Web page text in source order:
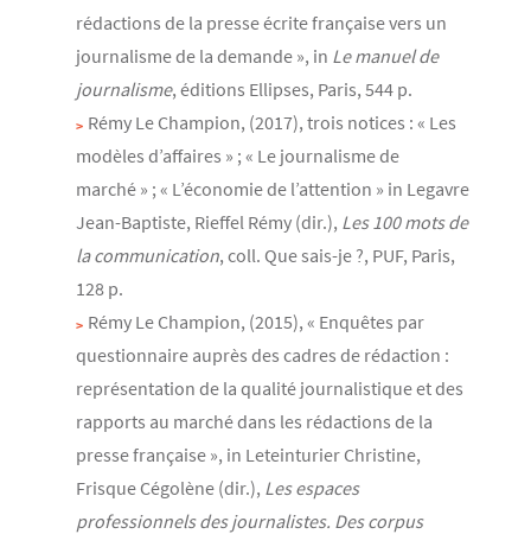
rédactions de la presse écrite française vers un
journalisme de la demande », in Le manuel de
journalisme, éditions Ellipses, Paris, 544 p.
Rémy Le Champion, (2017), trois notices : « Les
modèles d’affaires » ; « Le journalisme de
marché » ; « L’économie de l’attention » in Legavre
Jean-Baptiste, Rieffel Rémy (dir.), Les 100 mots de
la communication, coll. Que sais-je ?, PUF, Paris,
128 p.
Rémy Le Champion, (2015), « Enquêtes par
questionnaire auprès des cadres de rédaction :
représentation de la qualité journalistique et des
rapports au marché dans les rédactions de la
presse française », in Leteinturier Christine,
Frisque Cégolène (dir.), Les espaces
professionnels des journalistes. Des corpus